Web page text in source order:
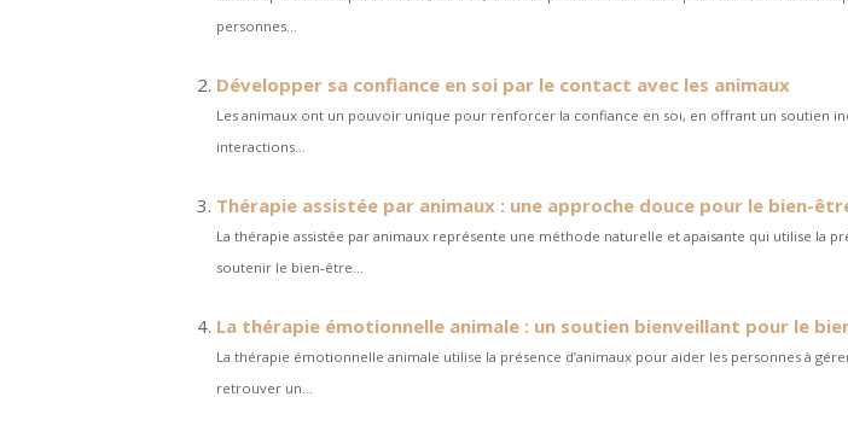
personnes...
Développer sa confiance en soi par le contact avec les animaux
Les animaux ont un pouvoir unique pour renforcer la confiance en soi, en offrant un soutien
interactions...
Thérapie assistée par animaux : une approche douce pour le bien-
La thérapie assistée par animaux représente une méthode naturelle et apaisante qui utilise la
soutenir le bien-être...
La thérapie émotionnelle animale : un soutien bienveillant pour le
La thérapie émotionnelle animale utilise la présence d’animaux pour aider les personnes à
retrouver un...